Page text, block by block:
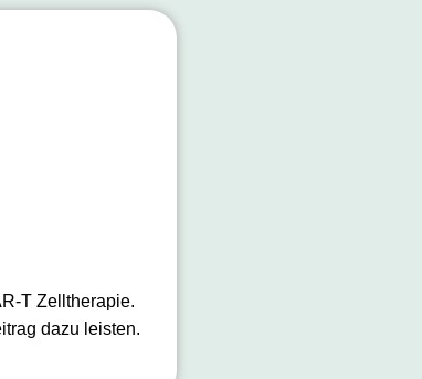
T Zelltherapie.
dazu leisten.